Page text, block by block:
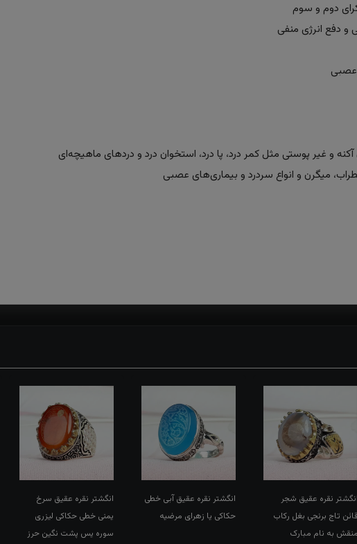
دوم و سوم
و دفع انرژی منفی
عصبی
و غیر پوستی مثل کمر درد، پا درد، استخوان درد و دردهای ماهیچه‌ای
میگرن و انواع سردرد و بیماری‌های عصبی
انگشتر نقره عقیق شجر
قائن تاج برنجی بغل رکاب
منقش به نام مبارک
انگشتر نقره عقیق آبی خطی
حکاکی یا زهرای مرضیه
انگشتر نقره عقیق سرخ
یمنی خطی حکاکی لیزری
سوره یس پشت نگین حرز